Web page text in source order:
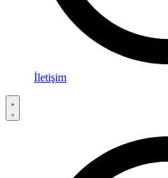
İletişim